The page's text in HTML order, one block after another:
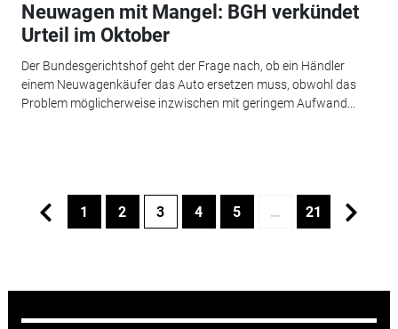
Neuwagen mit Mangel: BGH verkündet
Urteil im Oktober
Der Bundesgerichtshof geht der Frage nach, ob ein Händler
einem Neuwagenkäufer das Auto ersetzen muss, obwohl das
Problem möglicherweise inzwischen mit geringem Aufwand...
1 2 3 4 5 … 21